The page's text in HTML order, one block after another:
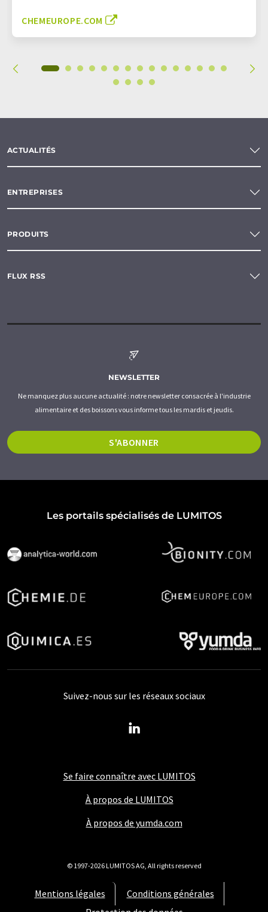
CHEMEUROPE.COM
ACTUALITÉS
ENTREPRISES
PRODUITS
FLUX RSS
NEWSLETTER
Ne manquez plus aucune actualité : notre newsletter consacrée à l'industrie
alimentaire et des boissons vous informe tous les mardis et jeudis.
S'ABONNER
Les portails spécialisés de LUMITOS
Se faire connaître avec LUMITOS
À propos de LUMITOS
À propos de yumda.com
Mentions légales
Conditions générales
Suivez-nous sur les réseaux sociaux
© 1997-2026 LUMITOS AG, All rights reserved